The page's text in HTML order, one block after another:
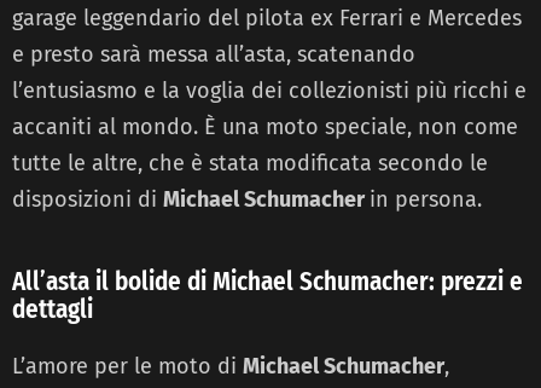
garage leggendario del pilota ex Ferrari e Mercedes
e presto sarà messa all’asta, scatenando
l’entusiasmo e la voglia dei collezionisti più ricchi e
accaniti al mondo. È una moto speciale, non come
tutte le altre, che è stata modificata secondo le
disposizioni di Michael Schumacherin persona.
All’asta il bolide di Michael Schumacher: prezzi e
dettagli
L’amore per le moto di Michael Schumacher,